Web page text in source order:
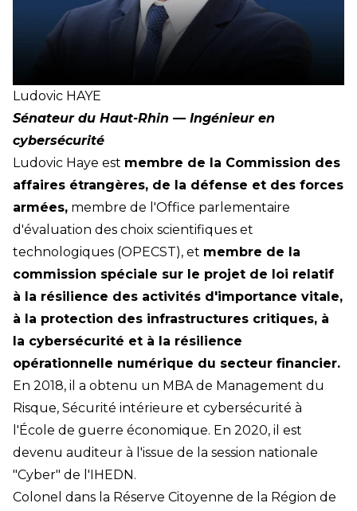
Ludovic HAYE
Sénateur du Haut-Rhin — Ingénieur en
cybersécurité
Ludovic Haye est membre de la Commission des
affaires étrangères, de la défense et des forces
armées, membre de l'Office parlementaire
d'évaluation des choix scientifiques et
technologiques (OPECST), et membre de la
commission spéciale sur le projet de loi relatif
à la résilience des activités d'importance vitale,
à la protection des infrastructures critiques, à
la cybersécurité et à la résilience
opérationnelle numérique du secteur financier.
En 2018, il a obtenu un MBA de Management du
Risque, Sécurité intérieure et cybersécurité à
l'École de guerre économique. En 2020, il est
devenu auditeur à l'issue de la session nationale
"Cyber" de l'IHEDN.
Colonel dans la Réserve Citoyenne de la Région de